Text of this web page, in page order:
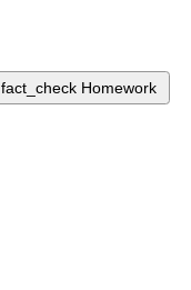
fact_check Homework